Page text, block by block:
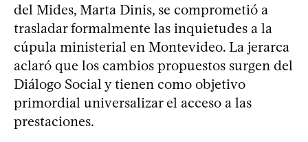
del Mides, Marta Dinis, se comprometió a
trasladar formalmente las inquietudes a la
cúpula ministerial en Montevideo. La jerarca
aclaró que los cambios propuestos surgen del
Diálogo Social y tienen como objetivo
primordial universalizar el acceso a las
prestaciones.